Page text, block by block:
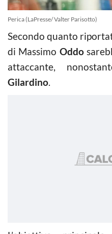
Perica (LaPresse/ Valter Parisotto)
Secondo quanto
di Massimo Oddo
attaccante,
Gilardino.